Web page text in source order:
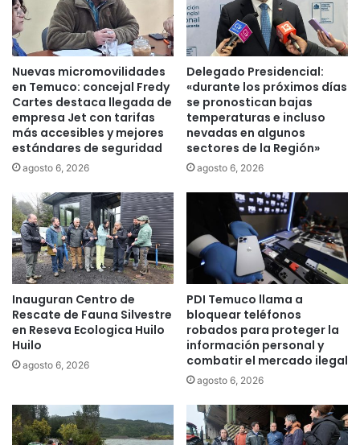
r
d
e
n
u
e
v
o
u
i
c
i
o
p
o
r
h
o
m
c
i
d
d
r
e
L
a
s
C
a
s
a
d
e
s
a
r
r
o
l
l
a
n
u
v
o
Nuevas micromovilidades
en Temuco: concejal Fredy
Cartes destaca llegada de
empresa Jet con tarifas
más accesibles y mejores
estándares de seguridad
agosto 6, 2026
Delegado Presidencial:
«durante los próximos días
se pronostican bajas
temperaturas e incluso
nevadas en algunos
sectores de la Región»
agosto 6, 2026
Inauguran Centro de
Rescate de Fauna Silvestre
en Reseva Ecologica Huilo
Huilo
agosto 6, 2026
PDI Temuco llama a
bloquear teléfonos
robados para proteger la
información personal y
combatir el mercado ilegal
agosto 6, 2026